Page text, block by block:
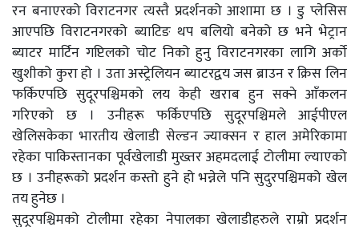
रन बनाएरको विराटनगर त्यस्तै प्रदर्शनको आशामा छ । डु प्लेसिस
आएपछि विराटनगरको ब्याटिङ थप बलियो बनेको छ भने भेट्रान
ब्याटर मार्टिन गप्टिलको चोट निको हुनु विराटनगरका लागि अर्को
खुशीको कुरा हो । उता अस्ट्रेलियन ब्याटरद्वय जस ब्राउन र क्रिस लिन
फर्किएपछि सुदूरपश्चिमको लय केही खराब हुन सक्ने आँकलन
गरिएको छ । उनीहरू फर्किएपछि सुदूरपश्चिमले आईपीएल
खेलिसकेका भारतीय खेलाडी सेल्डन ज्याक्सन र हाल अमेरिकामा
रहेका पाकिस्तानका पूर्वखेलाडी मुख्तर अहमदलाई टोलीमा ल्याएको
छ । उनीहरूको प्रदर्शन कस्तो हुने हो भन्नेले पनि सुदुरपश्चिमको खेल
तय हुनेछ ।
सुदूरपश्चिमको टोलीमा रहेका नेपालका खेलाडीहरुले राम्रो प्रदर्शन